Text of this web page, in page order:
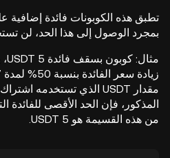
تطبق هذه الكوبونات فائدة إضافية
بمجرد الوصول إلى هذا الحد، لن
مثال: كوبون بسقف فائدة 5 USDT، وفترة صلاحية 14 يومًا، و
المذكور، فإن الحد الأقصى للفائدة
من هذه القسيمة هو 5 USDT.